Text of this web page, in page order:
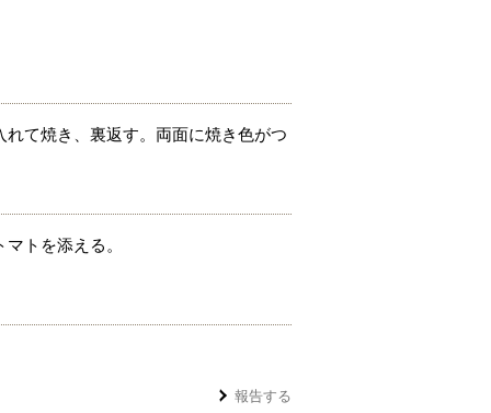
て焼き、裏返す。両面に焼き色がつ
トを添える。
報告する